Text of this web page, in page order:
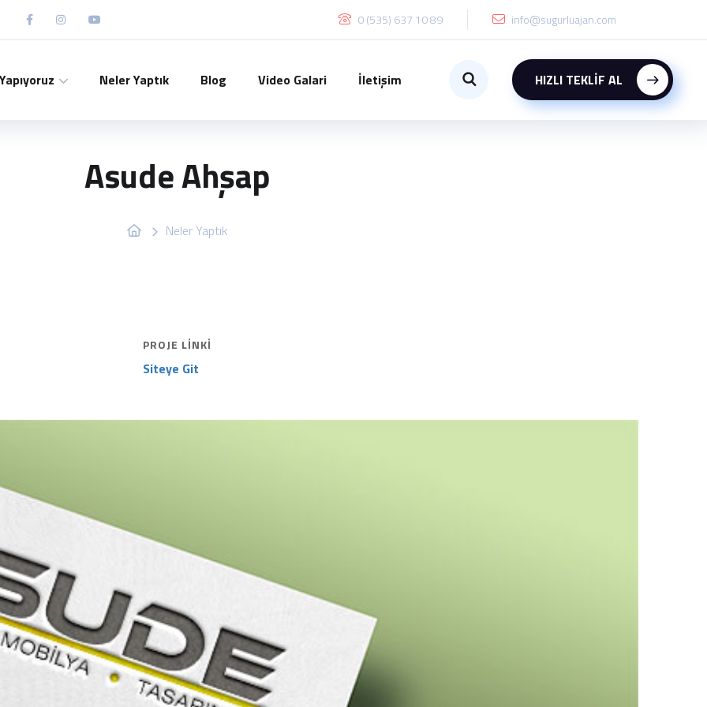
0 (535) 637 10 89 info@sugurluajan.com
Neler Yaptık Blog Video Galari İletişim HIZLI TEKLİF AL
Asude Ahşap
Neler Yaptık
PROJE LINKI
Siteye Git